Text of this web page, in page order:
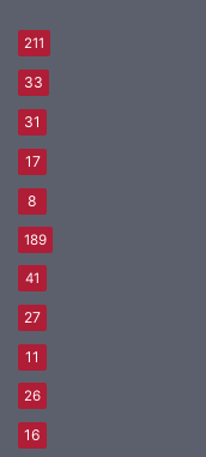
211
33
31
17
8
189
41
27
11
26
16